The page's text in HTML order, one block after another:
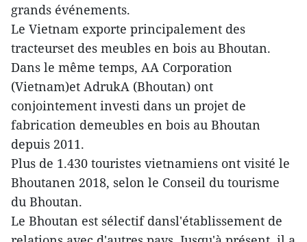
grands événements.
Le Vietnam exporte principalement des
tracteurset des meubles en bois au Bhoutan.
Dans le même temps, AA Corporation
(Vietnam)et AdrukA (Bhoutan) ont
conjointement investi dans un projet de
fabrication demeubles en bois au Bhoutan
depuis 2011.
Plus de 1.430 touristes vietnamiens ont visité le
Bhoutanen 2018, selon le Conseil du tourisme
du Bhoutan.
Le Bhoutan est sélectif dansl'établissement de